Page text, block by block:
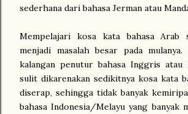
sederhana dari bahasa Jerman atau
Mempelajari kosa kata bahasa Arab
menjadi masalah besar pada
kalangan penutur bahasa Inggris atau
sulit dikarenakan sedikitnya kosa kata
diserap, sehingga tidak banyak
bahasa Indonesia/Melayu yang banyak